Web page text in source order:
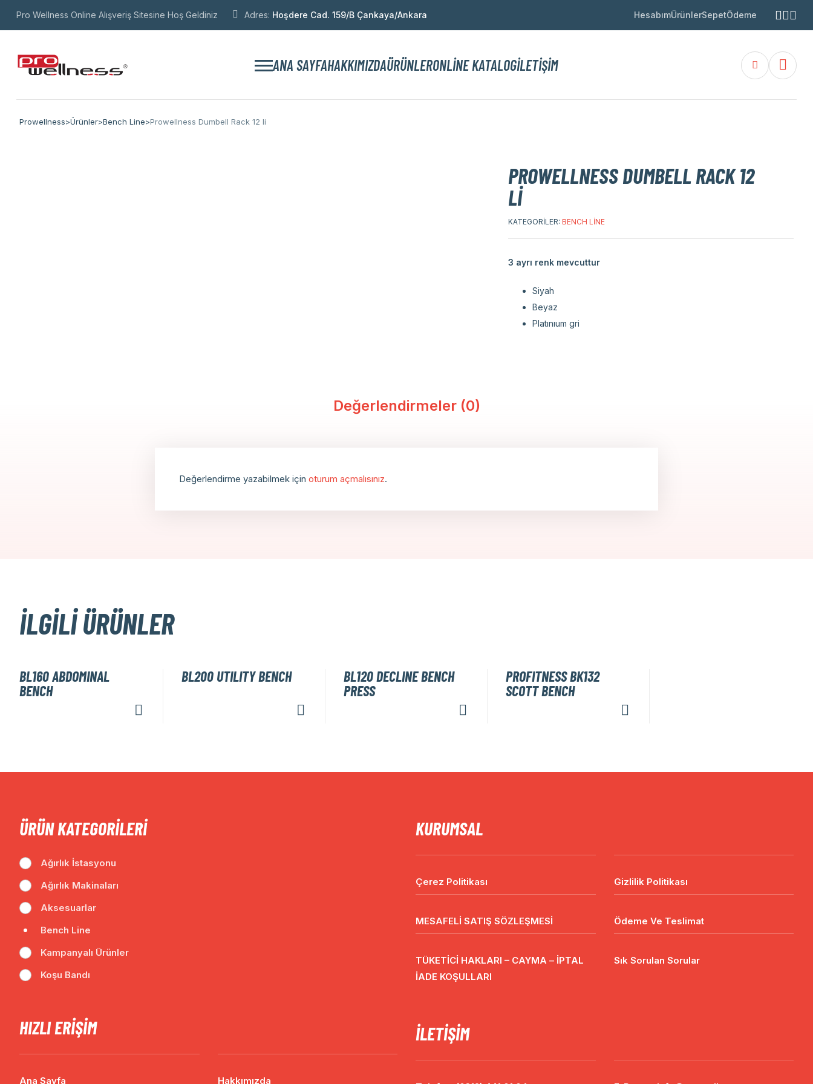
Pro Wellness Online Alışveriş Sitesine Hoş Geldiniz Adres: Hoşdere Cad. 159/B Çankaya/Ankara HesabımÜrünlerSepetÖdeme
ANA SAYFAHAKKIMIZDAÜRÜNLERONLINE KATALOGİLETIŞIM
Prowellness>Ürünler>Bench Line>Prowellness Dumbell Rack 12 li
PROWELLNESS DUMBELL RACK 12
LI
3 ayrı renk mevcuttur
Siyah
Beyaz
Platınıum gri
KATEGORILER: BENCH LINE
Değerlendirmeler (0)
Değerlendirme yazabilmek için oturum açmalısınız.
İLGILI ÜRÜNLER
BL160 ABDOMINAL
BENCH
BL200 UTILITY BENCH
BL120 DECLINE BENCH
PRESS
PROFITNESS BK132
SCOTT BENCH
ÜRÜN KATEGORILERI
Ağırlık İstasyonu
Ağırlık Makinaları
Aksesuarlar
Bench Line
Kampanyalı Ürünler
Koşu Bandı
HIZLI ERIŞIM
Ana Sayfa Hakkımızda
KURUMSAL
Çerez Politikası Gizlilik Politikası
MESAFELİ SATIŞ SÖZLEŞMESİ Ödeme Ve Teslimat
TÜKETİCİ HAKLARI – CAYMA – İPTAL
İADE KOŞULLARI
Sık Sorulan Sorular
İLETIŞIM